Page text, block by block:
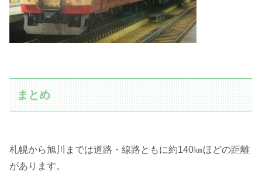
まとめ
札幌から旭川までは道路・線路ともに約140㎞ほどの距離
があります。